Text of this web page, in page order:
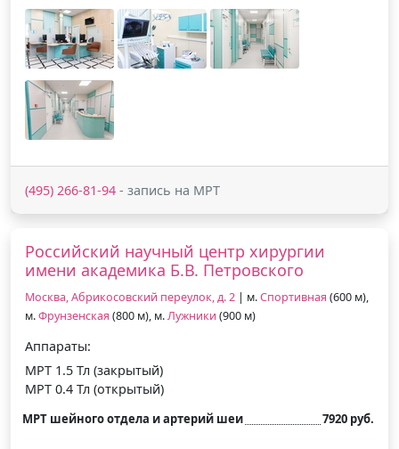
(495) 266-81-94 - запись на МРТ
Российский научный центр хирургии
имени академика Б.В. Петровского
Москва, Абрикосовский переулок, д. 2 | м.Спортивная (600 м),
м.Фрунзенская (800 м), м.Лужники (900 м)
Аппараты:
МРТ 1.5 Тл (закрытый)
МРТ 0.4 Тл (открытый)
МРТ шейного отдела и артерий шеи 7920 руб.